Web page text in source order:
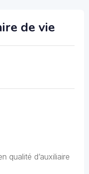
de vie
qualité d’auxiliaire